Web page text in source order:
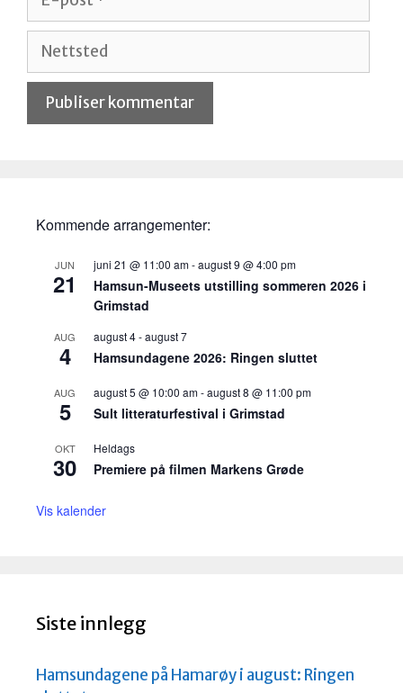
post
Nettsted
Kommende arrangementer:
JUN
21
juni 21 @ 11:00 am-august 9 @ 4:00 pm
Hamsun-Museets utstilling sommeren 2026 i
Grimstad
AUG
4
august 4-august 7
Hamsundagene 2026: Ringen sluttet
AUG
5
august 5 @ 10:00 am-august 8 @ 11:00 pm
Sult litteraturfestival i Grimstad
OKT
30
Heldags
Premiere på filmen Markens Grøde
Vis kalender
Siste innlegg
Hamsundagene på Hamarøy i august: Ringen